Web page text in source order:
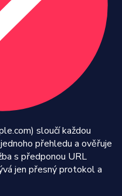
sloučí každou
přehledu a ověřuje
s předponou URL
jen přesný protokol a